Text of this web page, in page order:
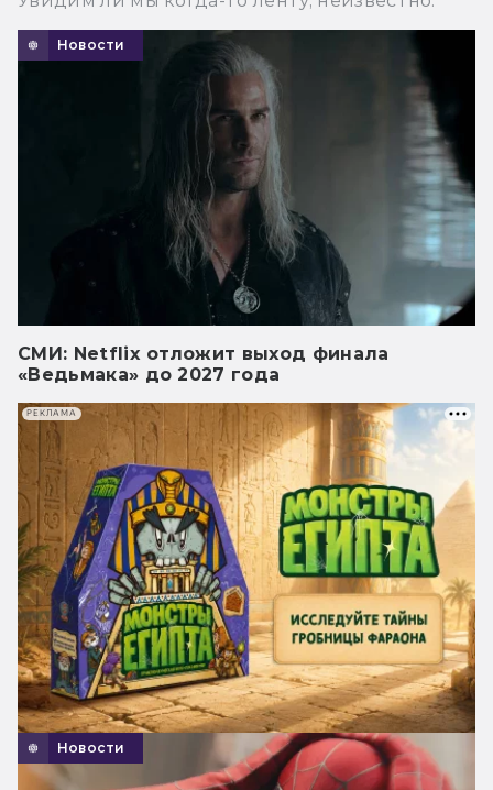
Новости
СМИ: Netflix отложит выход финала
«Ведьмака» до 2027 года
Новости
РЕКЛАМА